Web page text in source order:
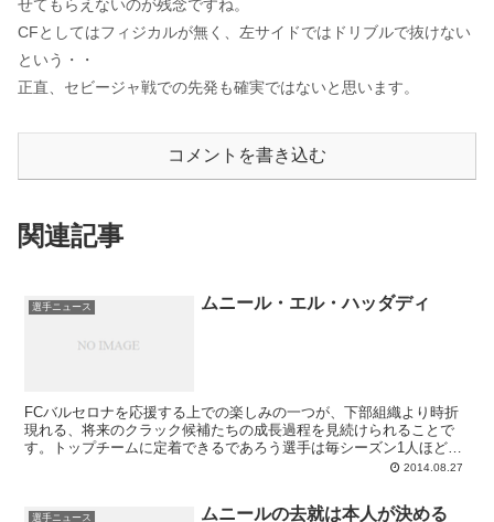
せてもらえないのが残念ですね。
CFとしてはフィジカルが無く、左サイドではドリブルで抜けない
という・・
正直、セビージャ戦での先発も確実ではないと思います。
コメントを書き込む
関連記事
選手ニュース ムニール・エル・ハッダディ
FCバルセロナを応援する上での楽しみの一つが、下部組織より時折
現れる、将来のクラック候補たちの成長過程を見続けられることで
す。トップチームに定着できるであろう選手は毎シーズン1人ほどは
登場しますが、クラックと呼ばれるクラスに到達できるのはごく一握
ぞ、と言われていたムニール・エル・ハッダディは、数年間に一人の
2014.08.27
選手ニュース ムニールの去就は本人が決める